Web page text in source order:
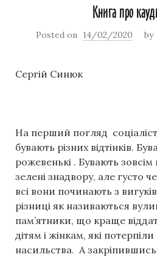
Книга про
Posted on 14/02/2020 by
Сергій Синюк
На перший погляд
бувають різних відтінків.
рожевенькі . Бувають
зелені знадвору, але густо
всі вони починають з
різниці як називаються
пам’ятники, що краще
дітям і жінкам, які
насильства. А закріпившись